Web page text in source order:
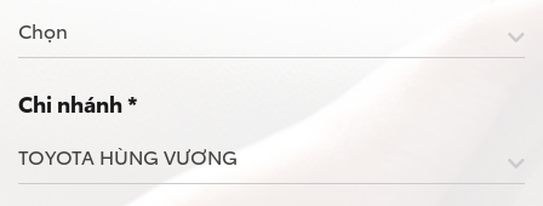
Chọn
Wigo MT5
Chi nhánh *
TOYOTA HÙNG VƯƠNG